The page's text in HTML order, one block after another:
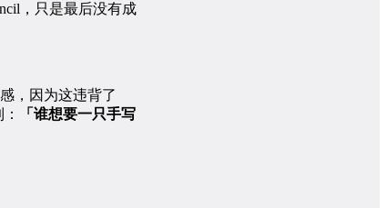
，只是最后没有成
，因为这违背了
「谁想要一只手写